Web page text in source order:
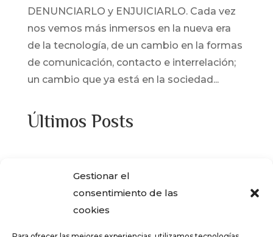
Gestionar el
consentimiento de las
cookies
DENUNCIARLO y ENJUICIARLO. Cada vez
nos vemos más inmersos en la nueva era
de la tecnología, de un cambio en la formas
de comunicación, contacto e interrelación;
un cambio que ya está en la sociedad...
Últimos Posts
ENCASA CIBELES compró al IVIMA en el
año 2013?